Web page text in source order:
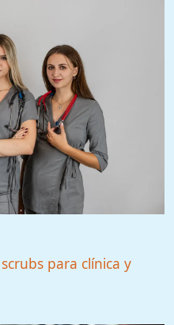
para clínica y